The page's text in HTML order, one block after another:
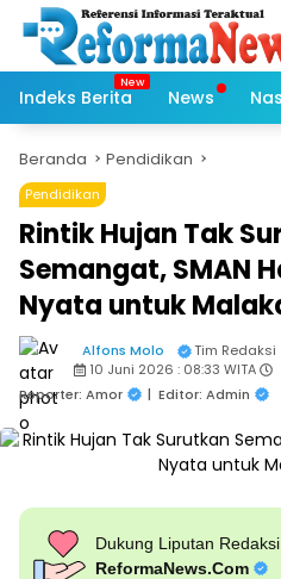
Langsung
konten
Indeks Berita
News
Beranda Pendidikan
Pendidikan
Rintik Hujan Tak
Semangat, SMAN
Nyata untuk
Alfons Molo
Tim Redaksi
10 Juni 2026 : 08:33 WITA
Reporter: Amor
| Editor: Admin
Dukung Liputan Redaksi
ReformaNews.Com